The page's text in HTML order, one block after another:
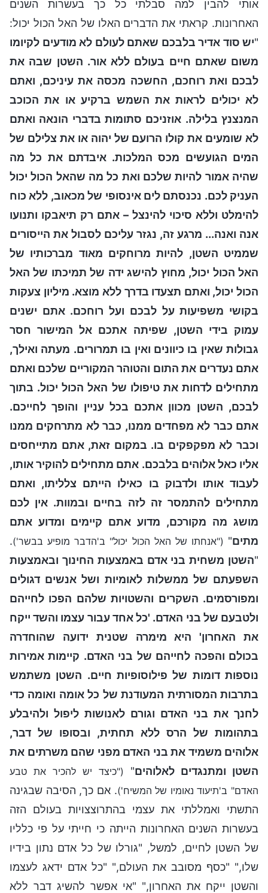
אותי להבין למה סבלתי כל כך בעשרות השנים
האחרונות. קראתי את הדברים האלו של האל הכול יכול:
"יש סוד אדיר בלבכם שאתם לעולם לא מודעים לקיומו
משום שאתם חיים בעולם ללא אור. השטן שבה את
לבכם ואת רוחכם, החשכה מכסה את עיניכם, ואתם
לא יכולים לראות את השמש ברקיע או את הכוכב
המנצנץ בלילה. אוזניכם סתומות בדברי הונאה ואתם
לא שומעים את קולו הרועם של יהוה או את צלילם של
המים הגועשים מכס המלכות. איבדתם את כל מה
שהיה אמור להיות שלכם ואת כל מה שהאל הכול יכול
העניק לכם. נכנסתם לים אינסופי של מכאוב, ללא כוח
להימלט וללא סיכוי להינצל – אתם רק תיאבקו ותנועו
אנה ואנה... מרגע זה, נגזר עליכם לסבול את הייסורים
שממיט השטן, להיות מרוחקים מאוד מברכותיו של
האל הכול יכול, מחוץ להישג ידה של תמיכתו של האל
הכול יכול, ואתם תצעדו בדרך ללא מוצא. מיליון צעקות
בקושי משפיעות על לבכם ועל רוחכם. אתם ישנים
עמוק בידי השטן, שפיתה אתכם אל המישור חסר
גבולות שאין בו כיוונים ואין בו תמרורים. מעתה ואילך,
אתם נעדרים את התום והטוהר המקוריים שלכם ואתם
מתחילים לדחות את טיפולו של האל הכול יכול. בתוך
לבכם, השטן מכוון אתכם בכל עניין והופך לחייכם.
אתם כבר לא מפחדים ממנו, כבר לא מתרחקים ממנו
וכבר לא מפקפקים בו. במקום זאת, אתם מתייחסים
אליו כאל אלוהים בלבכם. אתם מתחילים להוקיר אותו,
לעבוד אותו ולדבוק בו כאילו הייתם צלליתו, ואתם
מתחילים להתמסר זה לזה בחיים ובמוות. אין לכם
מושג מה מקורכם, מדוע אתם קיימים ומדוע אתם
מתים" ("אנחתו של האל הכול יכול" ב'הדבר מופיע בבשר').
"השטן משחית בני אדם באמצעות החינוך ובאמצעות
השפעתם של ממשלות לאומיות ושל אנשים דגולים
ומפורסמים. השקרים והשטויות שלהם הפכו לחייהם
ולטבעם של בני האדם. 'כל אחד עבור עצמו והשד ייקח
את האחרון' היא מימרה שטנית ידועה שהוחדרה
בכולם והפכה לחייהם של בני האדם. קיימות אמירות
נוספות דומות של פילוסופיות חיים. השטן משתמש
בתרבות המסורתית המעודנת של כל אומה ואומה כדי
לחנך את בני האדם וגורם לאנושות ליפול ולהיבלע
בתהומות של הרס ללא תחתית, ובסופו של דבר,
אלוהים משמיד את בני האדם מפני שהם משרתים את
השטן ומתנגדים לאלוהים"
("כיצד יש להכיר את טבע
האדם" ב'תיעוד נאומיו של המשיח'). אם כך, הסיבה שבגינה
התשתי ואמללתי את עצמי בהתרוצצויות בעולם הזה
בעשרות השנים האחרונות הייתה כי חייתי על פי כלליו
של השטן לחיים, למשל, "גורלו של כל אדם נתון בידיו
שלו," "כסף מסובב את העולם," "כל אדם ידאג לעצמו
והשטן ייקח את האחרון," "אי אפשר להשיג דבר ללא